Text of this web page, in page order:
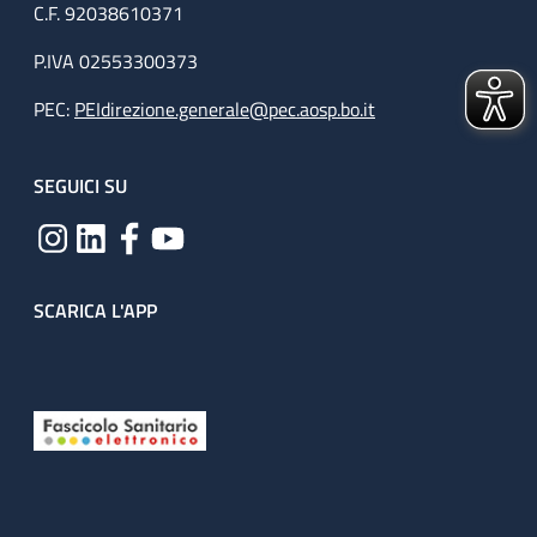
(diagnostica angiografica, dilatazioni percutanee delle
fistole, trombo lisi, posizionamento di stent) e con la
Chirurgia Vascolare per la fase di allestimento della
fistola o di correzione di eventuali complicanze
medica telefonica 24 ore su 24 (medici del settore
Emodialisi e/o Medico di guardia dell’U.O.)
posizionamento e sostituzione di cateteri vascolari per
valutazione Psicologica ed eventuale presa in carico da
donatore vivente o da donatore non vivente) ed
eventuale organizzazione del percorso diagnostico-
C.F. 92038610371
P.IVA 02553300373
PEC: PEIdirezione.generale@pec.aosp.bo.it
SEGUICI SU
SCARICA L'APP